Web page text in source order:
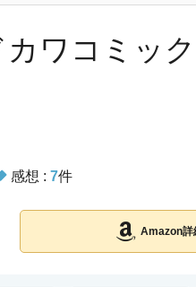
ワコミッ
感想 : 7件
Amazon詳